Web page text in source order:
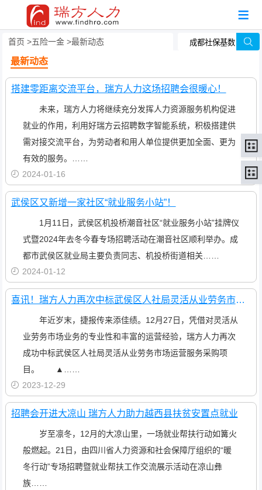
首页 五险一金 最新动态
最新动态
搭建零距离交流平台，瑞方人力这场招聘会很暖心！
未来，瑞方人力将继续充分发挥人力资源服务机构促进
就业的作用，利用好瑞方云招聘数字智能系统，积极搭建供
需对接交流平台，为劳动者和用人单位提供更加全面、更为
有效的服务。……
2024-01-16
武侯区又新增一家社区“就业服务小站”！
1月11日，武侯区机投桥潮音社区“就业服务小站”挂牌仪
式暨2024年去冬今春专场招聘活动在潮音社区顺利举办。成
都市武侯区就业局主要负责同志、机投桥街道相关……
2024-01-12
喜讯！瑞方人力再次中标武侯区人社局灵活从业劳务市场运营服务采购项目
年近岁末，捷报传来添佳绩。12月27日，凭借对灵活从
业劳务市场业务的专业性和丰富的运营经验，瑞方人力再次
成功中标武侯区人社局灵活从业劳务市场运营服务采购项
目。 ▲……
2023-12-29
招聘会开进大凉山 瑞方人力助力越西县扶贫安置点就业
岁至凛冬，12月的大凉山里，一场就业帮扶行动如篝火
般燃起。21日，由四川省人力资源和社会保障厅组织的“暖
冬行动”专场招聘暨就业帮扶工作交流展示活动在凉山彝
族……